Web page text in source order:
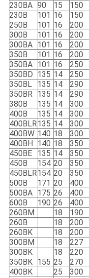
230BA 90 15 150
230B
101 16 150
250B
101 16 200
300B
101 16 200
300BA 101 16 200
350B
101 16 200
350BA 101 16 250
350BD 135 14 250
350BL
135 14 290
350BR 135 14 290
380B
135 14 300
400B
135 14 300
400BLR135 14 300
400BW 140 18 300
400BH
140 18 350
450BE
135 14 350
450B
154 20 350
450BLR154 20 350
500B
171 20 400
500BA 175 26 400
600B
190 26 400
260BM
18 190
260B
18 200
260BK
18 200
300BM
18 227
300BK
18 220
350BK 155 25 270
400BK
25 300